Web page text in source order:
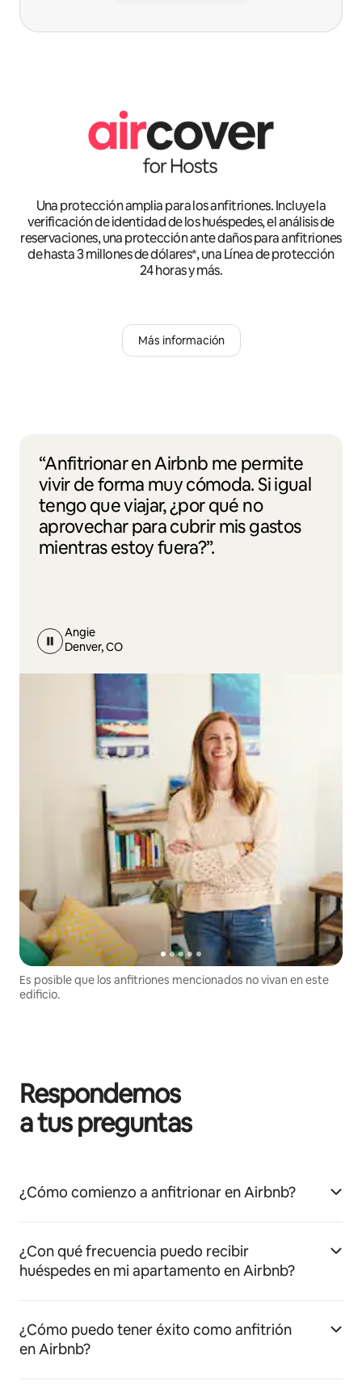
Una protección amplia para los anfitriones. Incluye la
verificación de identidad de los huéspedes, el análisis de
reservaciones, una protección ante daños para anfitriones
de hasta 3 millones de dólares*, una Línea de protección
24 horas y más.
Más información
“Anfitrionar en Airbnb me permite
vivir de forma muy cómoda. Si igual
tengo que viajar, ¿por qué no
aprovechar para cubrir mis gastos
mientras estoy fuera?”.
Angie
Denver, CO
Es posible que los anfitriones mencionados no vivan en este
edificio.
Respondemos
a tus preguntas
¿Cómo comienzo a anfitrionar en Airbnb?
¿Con qué frecuencia puedo recibir
huéspedes en mi apartamento en Airbnb?
¿Cómo puedo tener éxito como anfitrión
en Airbnb?